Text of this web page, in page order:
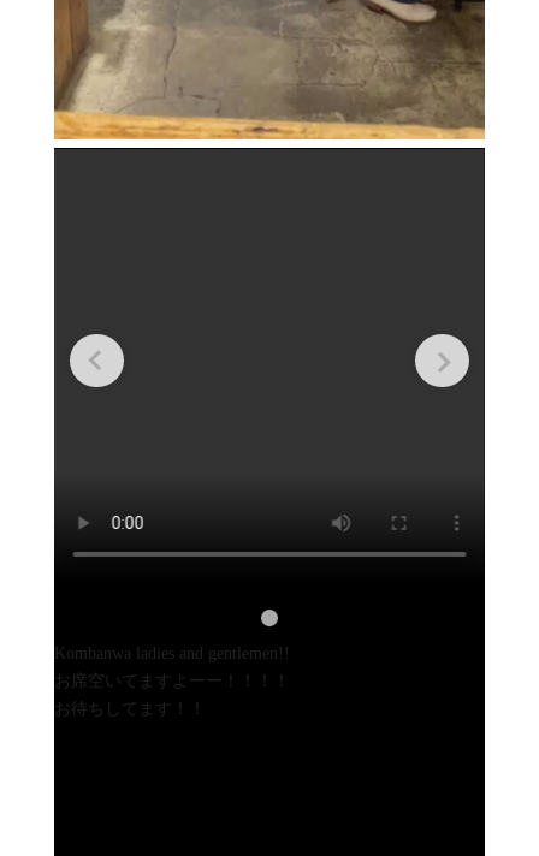
Kombanwa ladies and gentlemen!!
お席空いてますよーー！！！！
お待ちしてます！！